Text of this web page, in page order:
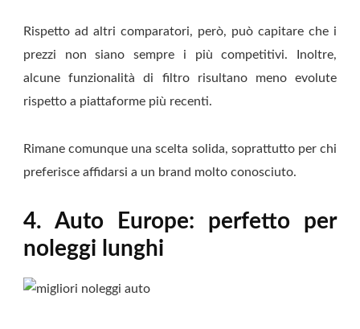
Rispetto ad altri comparatori, però, può capitare che i
prezzi non siano sempre i più competitivi. Inoltre,
alcune funzionalità di filtro risultano meno evolute
rispetto a piattaforme più recenti.
Rimane comunque una scelta solida, soprattutto per chi
preferisce affidarsi a un brand molto conosciuto.
4. Auto Europe: perfetto per
noleggi lunghi